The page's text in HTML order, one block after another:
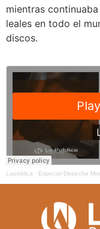
mientras
leales en todo el
discos.
Lapública · Especial Depeche